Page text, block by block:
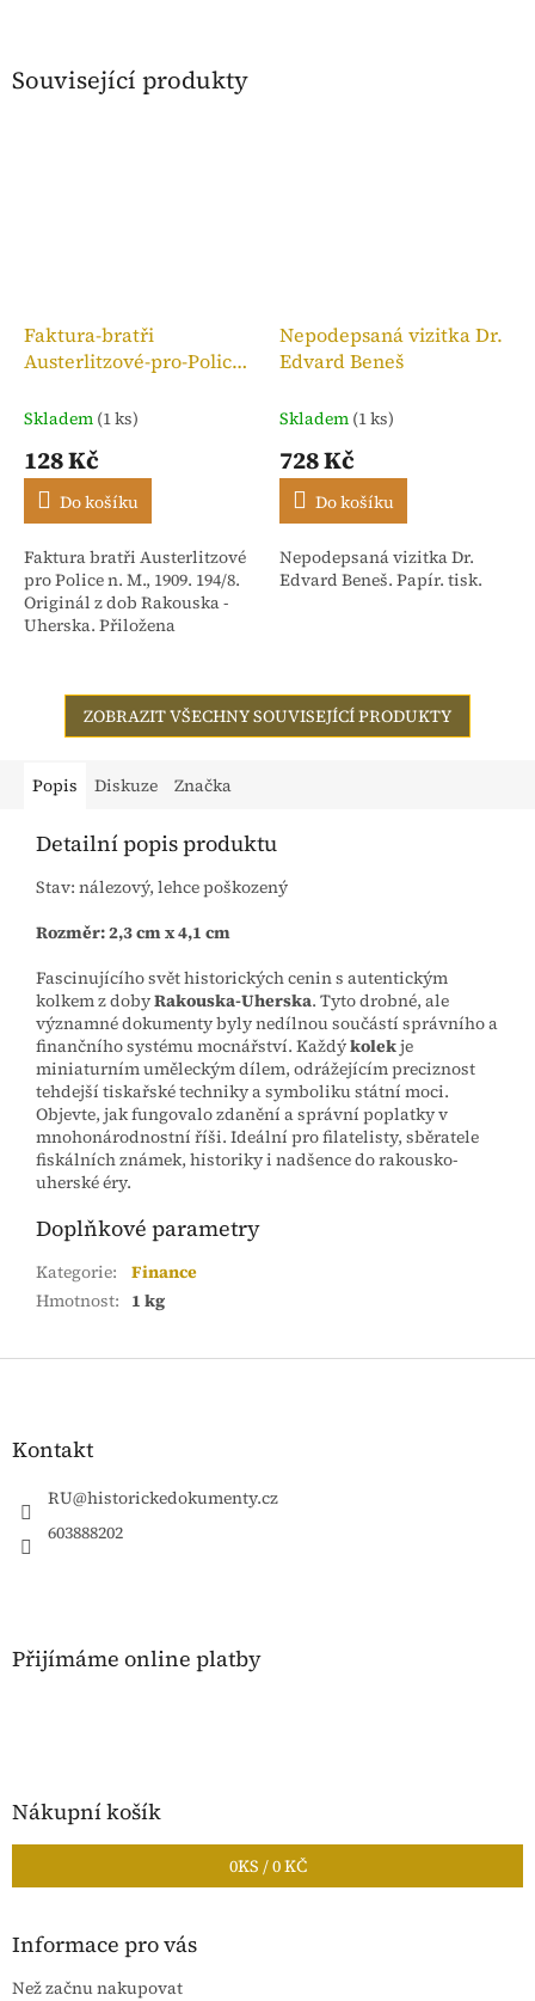
Související produkty
Faktura-bratři
Austerlitzové-pro-Police
Skladem (1 ks)
128 Kč
Do košíku
Faktura bratři Austerlitzové
pro Police n. M., 1909. 194/8.
Originál z dob Rakouska -
Uherska. Přiložena
dříve Isac...
Nepodepsaná vizitka Dr.
Edvard Beneš
Skladem (1 ks)
728 Kč
Do košíku
Nepodepsaná vizitka Dr.
Edvard Beneš. Papír. tisk.
ZOBRAZIT VŠECHNY SOUVISEJÍCÍ PRODUKTY
Popis Diskuze Značka
Detailní popis produktu
Stav: nálezový, lehce poškozený
Rozměr: 2,3 cm x 4,1 cm
Fascinujícího svět historických cenin s autentickým
kolkem z dobyRakouska-Uherska. Tyto drobné, ale
významné dokumenty byly nedílnou součástí správního a
finančního systému mocnářství. Každýkolekje
miniaturním uměleckým dílem, odrážejícím preciznost
tehdejší tiskařské techniky a symboliku státní moci.
Objevte, jak fungovalo zdanění a správní poplatky v
mnohonárodnostní říši. Ideální pro filatelisty, sběratele
fiskálních známek, historiky i nadšence do rakousko-
uherské éry.
Doplňkové parametry
Kategorie:
Finance
Hmotnost: 1 kg
Z
Kontakt
RU@historickedokumenty.cz
603888202
Přijímáme online platby
Nákupní košík
0KS /0 KČ
Informace pro vás
Než začnu nakupovat